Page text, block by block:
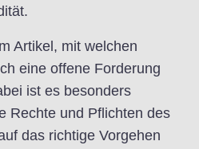
Artikel, mit welchen
eine offene Forderung
ist es besonders
Rechte und Pflichten des
das richtige Vorgehen